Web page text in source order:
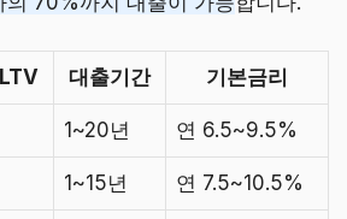
대출기간 기본금리
1~20년 연 6.5~9.5%
1~15년 연 7.5~10.5%